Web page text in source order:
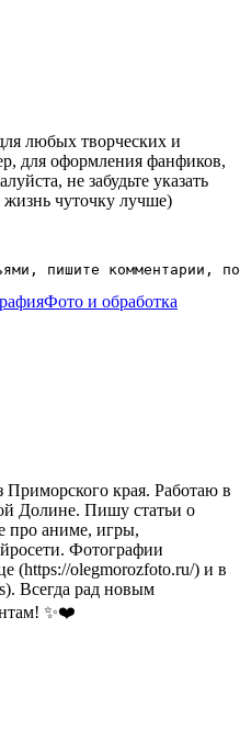
любых творческих и
для оформления фанфиков,
не забудьте указать
жизнь чуточку лучше)
пишите комментарии,
Фото и обработка
края. Работаю в
Долине. Пишу статьи о
про аниме, игры,
Фотографии
(https://olegmorozfoto.ru/) и в
Всегда рад новым
✨❤️